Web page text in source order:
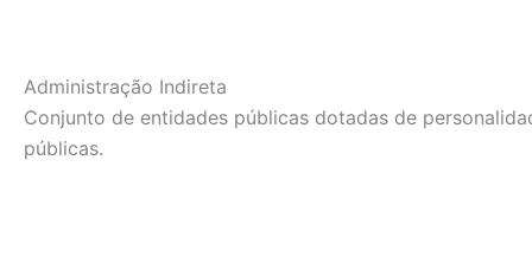
Administração Indireta
Conjunto de entidades públicas dotadas de
públicas.